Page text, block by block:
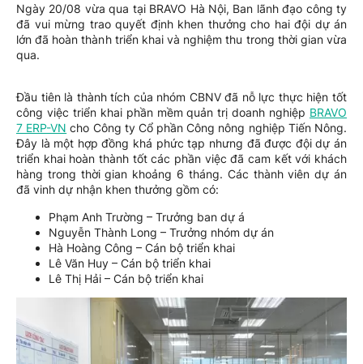
Ngày 20/08 vừa qua tại BRAVO Hà Nội, Ban lãnh đạo công ty
đã vui mừng trao quyết định khen thưởng cho hai đội dự án
lớn đã hoàn thành triển khai và nghiệm thu trong thời gian vừa
qua.
Đầu tiên là thành tích của nhóm CBNV đã nỗ lực thực hiện tốt
công việc triển khai phần mềm quản trị doanh nghiệp BRAVO
7 ERP-VN cho Công ty Cổ phần Công nông nghiệp Tiến Nông.
Đây là một hợp đồng khá phức tạp nhưng đã được đội dự án
triển khai hoàn thành tốt các phần việc đã cam kết với khách
hàng trong thời gian khoảng 6 tháng. Các thành viên dự án
đã vinh dự nhận khen thưởng gồm có:
Phạm Anh Trường – Trưởng ban dự á
Nguyễn Thành Long – Trưởng nhóm dự án
Hà Hoàng Công – Cán bộ triển khai
Lê Văn Huy – Cán bộ triển khai
Lê Thị Hải – Cán bộ triển khai